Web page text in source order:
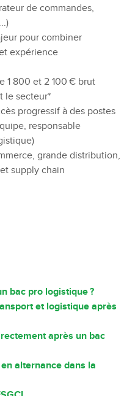
de commandes,
pour combiner
expérience
1 800 et 2 100 € brut
le secteur*
progressif à des postes
responsable
grande distribution,
supply chain
bac pro logistique ?
et logistique après
après un bac
alternance dans la